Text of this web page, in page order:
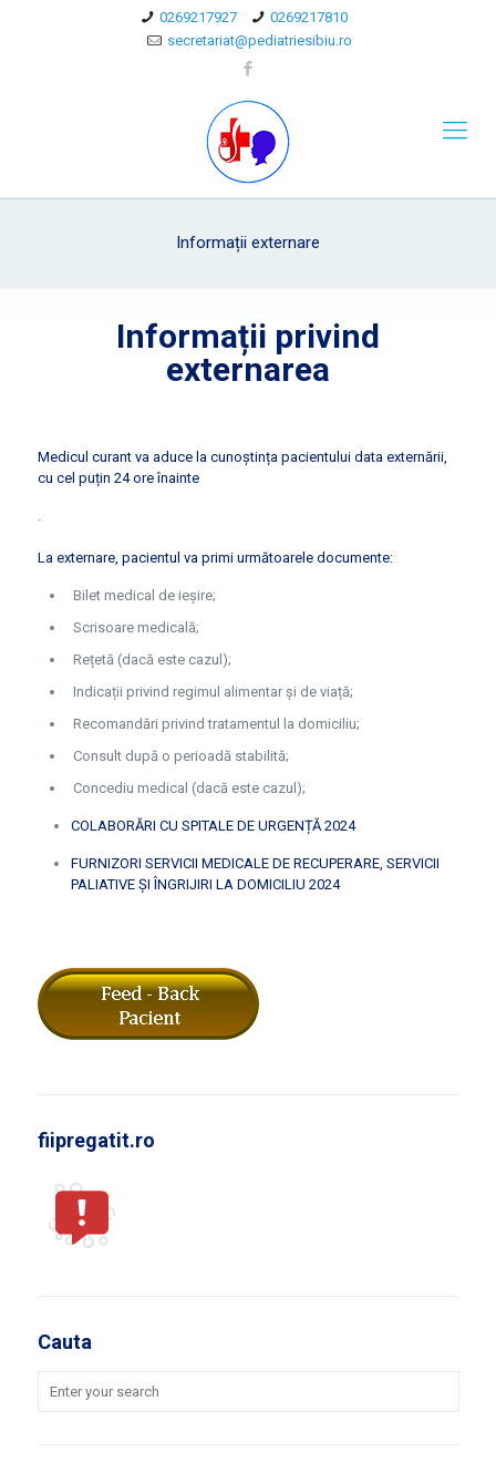
0269217927
0269217810
secretariat@pediatriesibiu.ro
Informații externare
Informații privind
externarea
Medicul curant va aduce la cunoștința pacientului data externării,
cu cel puțin 24 ore înainte
.
La externare, pacientul va primi următoarele documente:
Bilet medical de ieșire;
Scrisoare medicală;
Rețetă (dacă este cazul);
Indicații privind regimul alimentar și de viață;
Recomandări privind tratamentul la domiciliu;
Consult după o perioadă stabilită;
Concediu medical (dacă este cazul);
COLABORĂRI CU SPITALE DE URGENȚĂ 2024
FURNIZORI SERVICII MEDICALE DE RECUPERARE, SERVICII
PALIATIVE ȘI ÎNGRIJIRI LA DOMICILIU 2024
fiipregatit.ro
Cauta